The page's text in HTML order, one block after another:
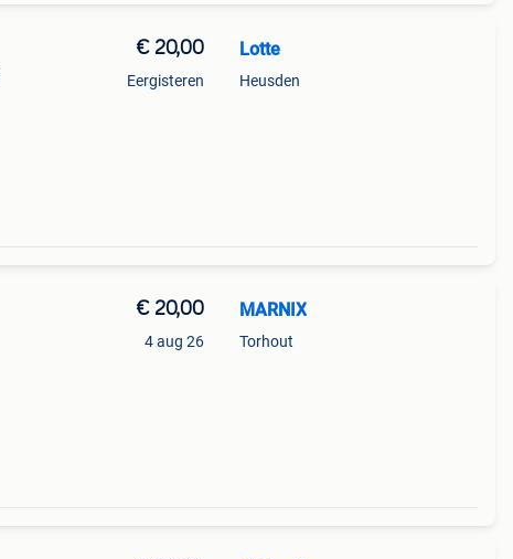
€ 20,00
Eergisteren
Lotte
Heusden
€ 20,00
4 aug 26
MARNIX
Torhout